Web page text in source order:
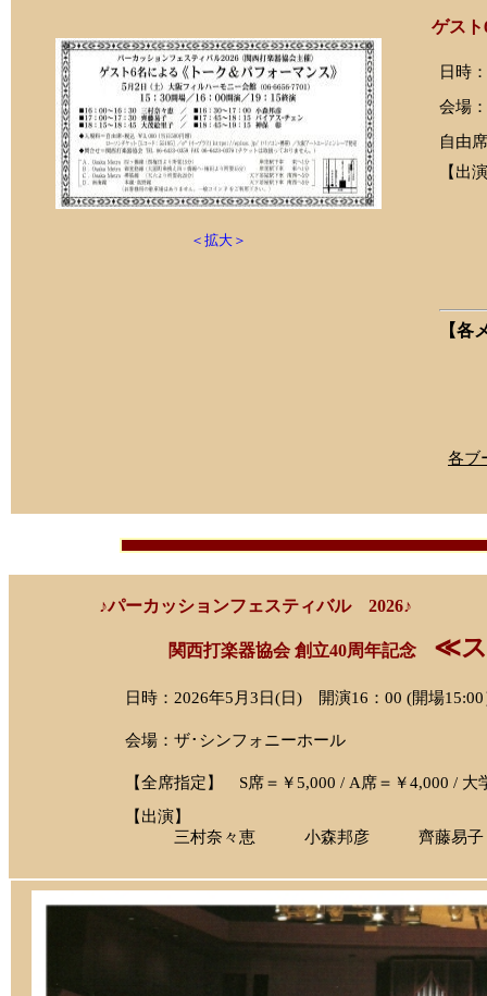
＜拡大＞
ゲス
日時
会場
自由
【出
【各
各ブ
♪パーカッションフェスティバル 2026♪
関西打楽器協会 創立40周年記念 ≪ス
日時：2026年5月3日(日) 開演16：00 (開場15:00
会場：ザ･シンフォニーホール
【全席指定】 S席＝￥5,000 / A席＝￥4,000 /
【出演】
三村奈々恵 小森邦彦 齊藤易子 パ